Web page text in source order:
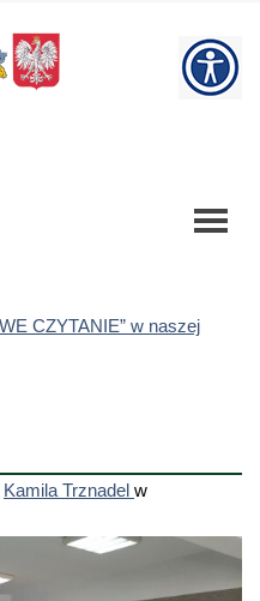
CZYTANIE” w naszej
Kamila Trznadel w